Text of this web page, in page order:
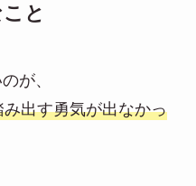
と
が、
出す勇気が出なかっ